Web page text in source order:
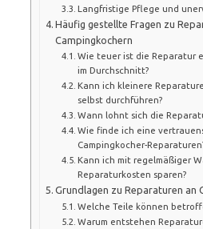
Langfristige Pflege und
Häufig gestellte Fragen zu
Campingkochern
Wie teuer ist die Reparatur
im Durchschnitt?
Kann ich kleinere
selbst durchführen?
Wann lohnt sich die
Wie finde ich eine
Campingkocher-
Kann ich mit regelmäßiger
Reparaturkosten sparen?
Grundlagen zu Reparaturen an
Welche Teile können
Warum entstehen